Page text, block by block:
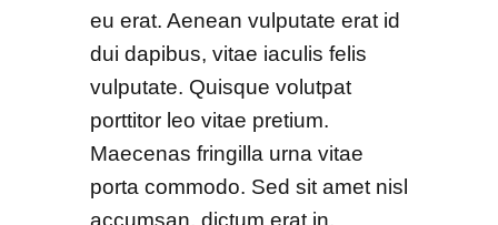
eu erat. Aenean vulputate erat id
dui dapibus, vitae iaculis felis
vulputate. Quisque volutpat
porttitor leo vitae pretium.
Maecenas fringilla urna vitae
porta commodo. Sed sit amet nisl
accumsan, dictum erat in,